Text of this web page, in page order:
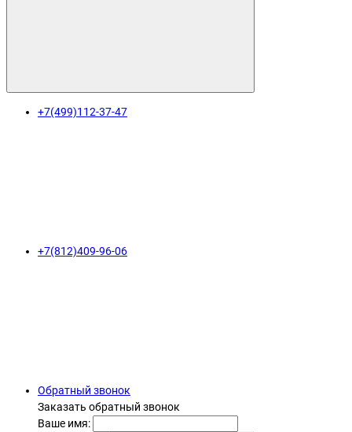
+7(499)112-37-47
+7(812)409-96-06
Обратный звонок
Заказать обратный звонок
Ваше имя: